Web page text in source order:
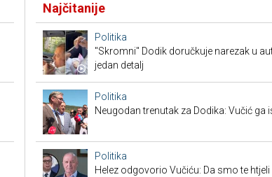
Najčitanije
Politika
"Skromni" Dodik doručkuje narezak u
jedan detalj
Politika
Neugodan trenutak za Dodika: Vučić ga
Politika
Helez odgovorio Vučiću: Da smo te htjeli